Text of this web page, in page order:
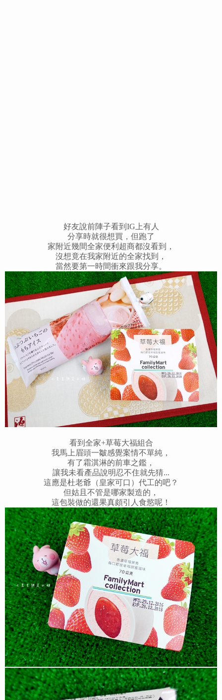
好友說前陣子看到IG上有人
分享時就很想買，但跑了
家附近幾間全家便利超商都沒看到，
沒想竟在我家附近的全家找到，
當然要第一時間衝來跟我分享。
看到全家+草莓大福組合
我馬上眉頭一皺感覺案情不單純，
有了霜淇淋的前車之鑑，
讓我未看產品說明忍不住就先猜...
這應是杜老爺（皇家可口）代工的吧？
但姑且不管是哪家製造的，
這包裝做的還果真頗引人食慾呢！